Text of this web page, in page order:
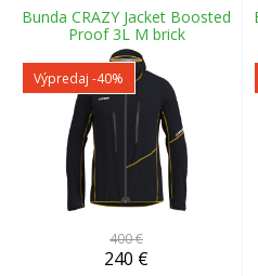
Bunda CRAZY Jacket Boosted
Proof 3L M brick
Výpredaj -40%
400 €
240 €